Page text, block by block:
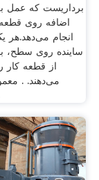
برداریست که عمل
اضافه روی
انجام می‌دهد.هر
ساینده روی
از قطعه کار
می‌دهند. .